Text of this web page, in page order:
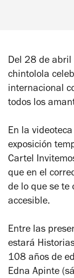
Del 28 de abril
chintolola
internacional
todos los
En la
exposición
Cartel
que en el
de lo que se te
accesible.
Entre las
estará
108 años de
Edna Apinte